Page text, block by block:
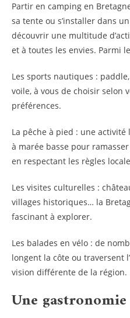
Partir en camping en
sa tente ou s’installer dans
découvrir une multitude
et à toutes les envies. Parmi
Les sports nautiques :
voile, à vous de choisir selon
préférences.
La pêche à pied : une
à marée basse pour
en respectant les règles
Les visites culturelles :
villages historiques… la
fascinant à explorer.
Les balades en vélo : de
longent la côte ou traversent
vision différente de la région.
Une